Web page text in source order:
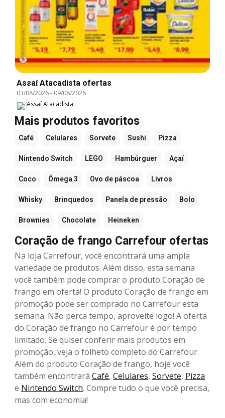
Assaí Atacadista ofertas
03/08/2026- 09/08/2026
Assaí Atacadista
Mais produtos favoritos
Café Celulares Sorvete Sushi Pizza
Nintendo Switch LEGO Hambúrguer Açaí
Coco Ômega 3 Ovo de páscoa Livros
Whisky Brinquedos Panela de pressão Bolo
Brownies Chocolate Heineken
Coração de frango Carrefour ofertas
Na loja Carrefour, você encontrará uma ampla
variedade de produtos. Além disso, esta semana
você também pode comprar o produto Coração de
frango em oferta! O produto Coração de frango em
promoção pode ser comprado no Carrefour esta
semana. Não perca tempo, aproveite logo! A oferta
do Coração de frango no Carrefour é por tempo
limitado. Se quiser conferir mais produtos em
promoção, veja o folheto completo do Carrefour.
Além do produto Coração de frango, hoje você
também encontrará Café, Celulares, Sorvete, Pizza
e Nintendo Switch. Compre tudo o que você precisa,
mas com economia!